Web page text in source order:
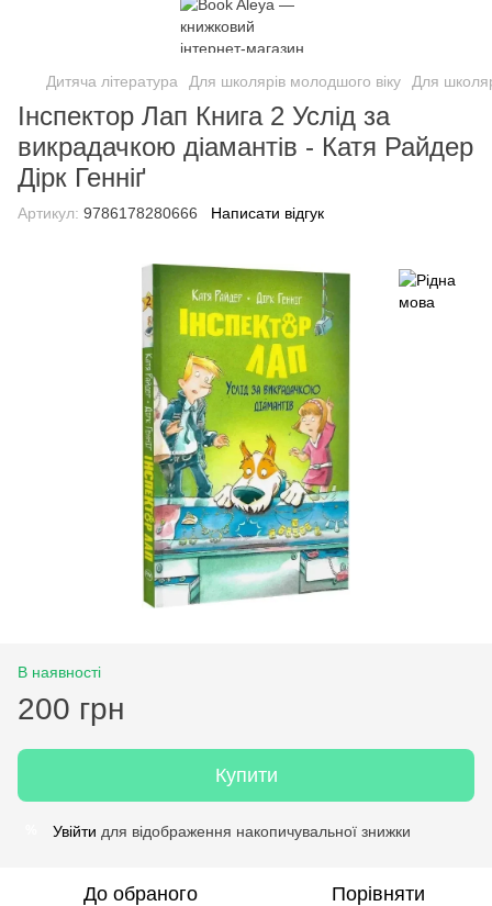
Дитяча література Для школярів молодшого віку Для
Інспектор Лап Книга 2 Услід за
викрадачкою діамантів - Катя Райдер
Дірк Генніґ
Артикул: 9786178280666 Написати відгук
В наявності
200 грн
Купити
Увійти для відображення накопичувальної знижки
До обраного Порівняти